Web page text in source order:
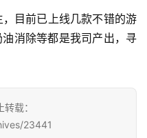
目前已上线几款不错的游
消除等都是我司产出，寻
载：
23441